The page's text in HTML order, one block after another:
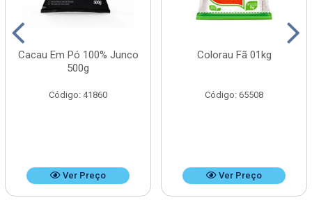
Cacau Em Pó 100% Junco
500g
Código: 41860
Ver Preço
Colorau Fã 01kg
Código: 65508
Ver Preço